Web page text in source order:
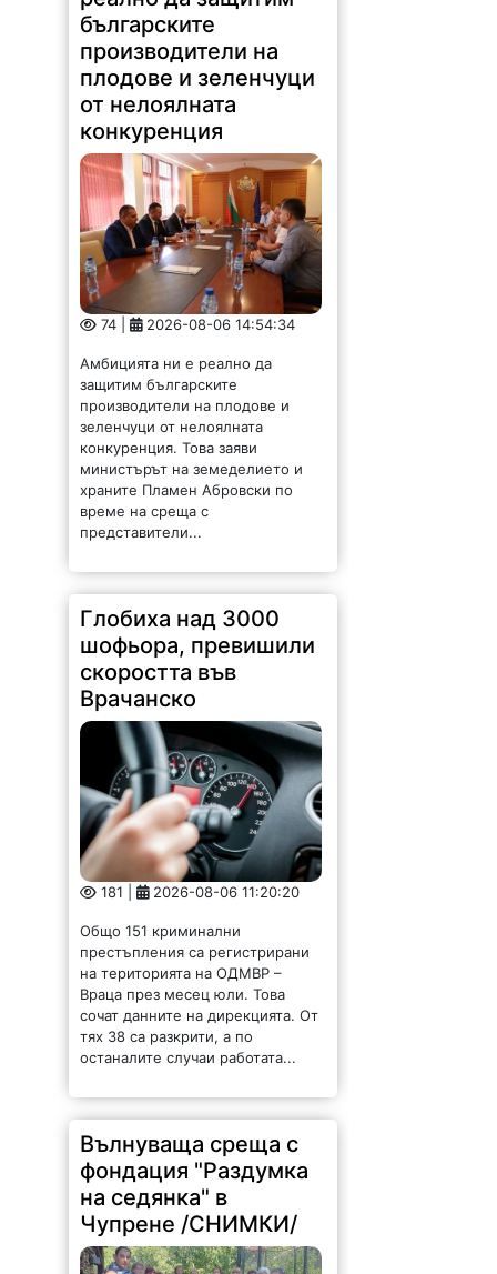
74 | 2026-08-06 14:54:34
Амбицията ни е реално да
защитим българските
производители на плодове и
зеленчуци от нелоялната
конкуренция. Това заяви
министърът на земеделието и
храните Пламен Абровски по
време на среща с
представители...
Глобиха над 3000
шофьора, превишили
скоростта във
Врачанско
181 | 2026-08-06 11:20:20
Общо 151 криминални
престъпления са регистрирани
на територията на ОДМВР –
Враца през месец юли. Това
сочат данните на дирекцията. От
тях 38 са разкрити, а по
останалите случаи работата...
Вълнуваща среща с
фондация "Раздумка
на седянка" в
Чупрене /СНИМКИ/
2026-08-06 11:06:50
вълнуваща среща с етнолога и
основател на фондация "Раздумка
на седянка" Незабравка Христова
от Софийския университет "Св.
Климент Охридски", Тихомир
Асенов...